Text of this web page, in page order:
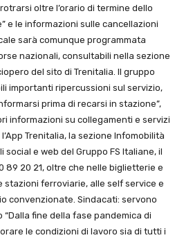
oltre l’orario di termine dello
e le informazioni sulle cancellazioni
sarà comunque programmata
nazionali, consultabili nella sezione
del sito di Trenitalia. Il gruppo
importanti ripercussioni sul servizio,
prima di recarsi in stazione”,
informazioni su collegamenti e servizi
Trenitalia, la sezione Infomobilità
social e web del Gruppo FS Italiane, il
20 21, oltre che nelle biglietterie e
stazioni ferroviarie, alle self service e
convenzionate. Sindacati: servono
fine della fase pandemica di
le condizioni di lavoro sia di tutti i